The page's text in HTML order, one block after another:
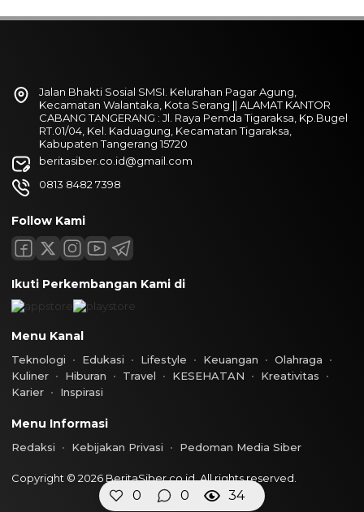
0 0 34
Jalan Bhakti Sosial SMSI. Kelurahan Pagar Agung,
Kecamatan Walantaka, Kota Serang || ALAMAT KANTOR
CABANG TANGERANG : Jl. Raya Pemda Tigaraksa, Kp.Bugel
RT.01/04, Kel. Kaduagung, Kecamatan Tigaraksa,
Kabupaten Tangerang 15720
beritasiber.co.id@gmail.com
0813 8482 7398
Follow Kami
Ikuti Perkembangan Kami di
Menu Kanal
Teknologi Edukasi Lifestyle Keuangan
Olahraga
Kuliner
Hiburan Travel KESEHATAN
Kreativitas
Karier
Inspirasi
Menu Informasi
Redaksi Kebijakan Privasi Pedoman Media Siber
Copyright © 2026 BeritaSiber.co.id. All rights reserved.